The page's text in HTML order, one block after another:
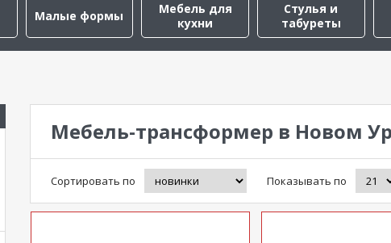
Малые формы
Мебель для
кухни
Стулья и
табуреты
Мебель-трансформер в Новом
Сортировать по Показывать по